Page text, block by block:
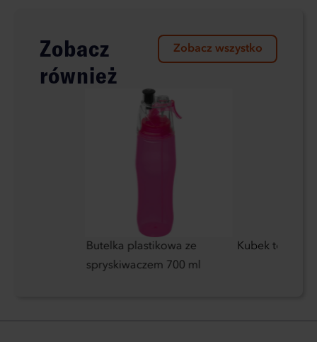
Zobacz
również
Zobacz wszystko
Butelka plastikowa ze
spryskiwaczem 700 ml
Kubek